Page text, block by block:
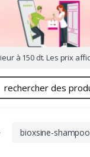
à 150 dt. Les prix
bioxsine-